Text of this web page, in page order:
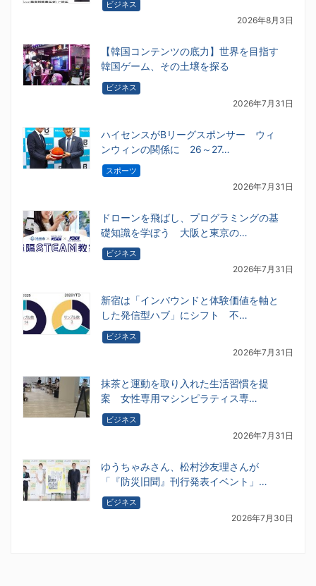
ビジネス
2026年8月3日
【韓国コンテンツの底力】世界を目指す
韓国ゲーム、その土壌を探る
ビジネス
2026年7月31日
ハイセンスがBリーグスポンサー ウィ
ンウィンの関係に 26～27…
スポーツ
2026年7月31日
ドローンを飛ばし、プログラミングの基
礎知識を学ぼう 大阪と東京の…
ビジネス
2026年7月31日
新宿は「インバウンドと体験価値を軸と
した発信型ハブ」にシフト 不…
ビジネス
2026年7月31日
抹茶と運動を取り入れた生活習慣を提
案 女性専用マシンピラティス専…
ビジネス
2026年7月31日
ゆうちゃみさん、松村沙友理さんが
「『防災旧聞』刊行発表イベント」…
ビジネス
2026年7月30日